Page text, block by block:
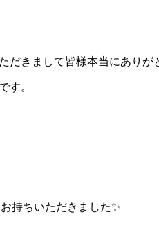
だきまして皆様本当にありが
す。
持ちいただきました✨